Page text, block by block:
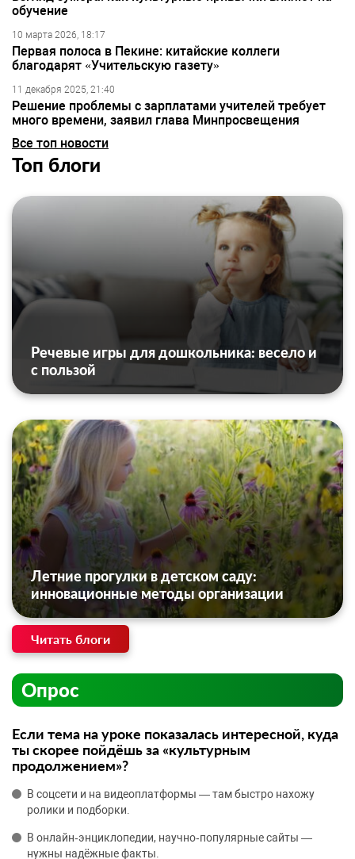
обучение
10 марта 2026, 18:17
Первая полоса в Пекине: китайские коллеги
благодарят «Учительскую газету»
11 декабря 2025, 21:40
Решение проблемы с зарплатами учителей требует
много времени, заявил глава Минпросвещения
Все топ новости
Топ блоги
Речевые игры для дошкольника: весело и
с пользой
Летние прогулки в детском саду:
инновационные методы организации
Читать блоги
Опрос
Если тема на уроке показалась интересной, куда
ты скорее пойдёшь за «культурным
продолжением»?
В соцсети и на видеоплатформы — там быстро нахожу
ролики и подборки.
В онлайн‑энциклопедии, научно‑популярные сайты —
нужны надёжные факты.